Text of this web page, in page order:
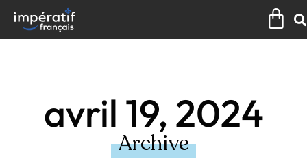
contenu
avril 19, 2024
Archive